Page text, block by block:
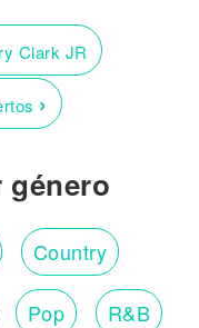
Clark JR
›
Country
Pop R&B